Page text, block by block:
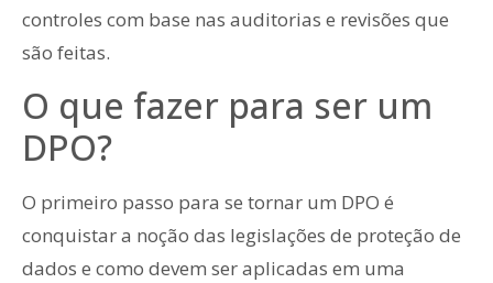
controles com base nas auditorias e revisões que
são feitas.
O que fazer para ser um
DPO?
O primeiro passo para se tornar um DPO é
conquistar a noção das legislações de proteção de
dados e como devem ser aplicadas em uma